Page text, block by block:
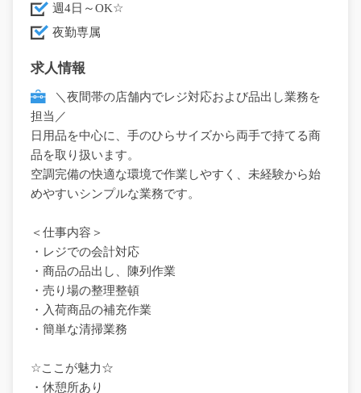
週4日～OK☆
夜勤専属
求人情報
＼夜間帯の店舗内でレジ対応および品出し業務を
担当／
日用品を中心に、手のひらサイズから両手で持てる商
品を取り扱います。
空調完備の快適な環境で作業しやすく、未経験から始
めやすいシンプルな業務です。
＜仕事内容＞
・レジでの会計対応
・商品の品出し、陳列作業
・売り場の整理整頓
・入荷商品の補充作業
・簡単な清掃業務
☆ここが魅力☆
・休憩所あり